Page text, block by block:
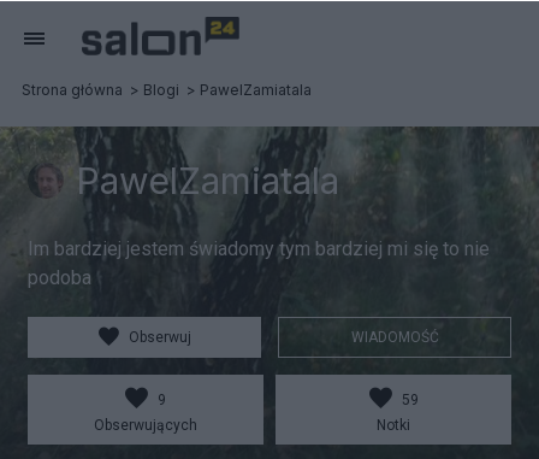
Strona główna Blogi PawelZamiatala
PawelZamiatala
Im bardziej jestem świadomy tym bardziej mi się to nie
podoba
Obserwuj WIADOMOŚĆ
9
Obserwujących
59
Notki